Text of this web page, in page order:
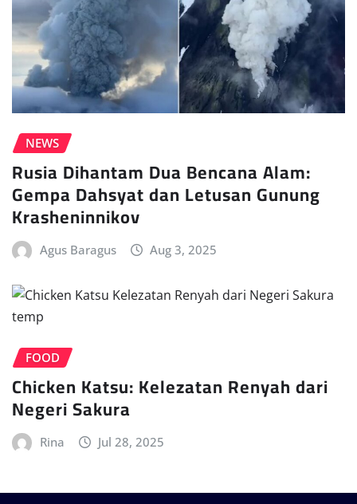
NEWS
Rusia Dihantam Dua Bencana Alam:
Gempa Dahsyat dan Letusan Gunung
Krasheninnikov
Agus Baragus Aug 3, 2025
FOOD
Chicken Katsu: Kelezatan Renyah dari
Negeri Sakura
Rina Jul 28, 2025